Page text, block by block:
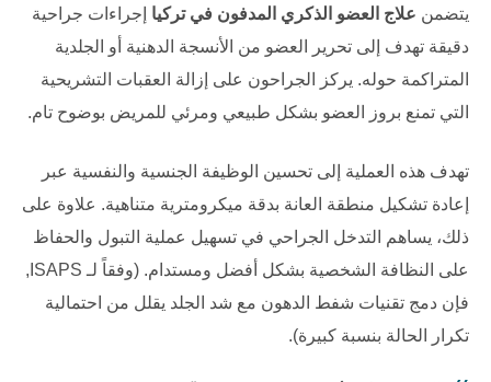
يتضمن علاج العضو الذكري المدفون في تركيا إجراءات جراحية
دقيقة تهدف إلى تحرير العضو من الأنسجة الدهنية أو الجلدية
المتراكمة حوله. يركز الجراحون على إزالة العقبات التشريحية
التي تمنع بروز العضو بشكل طبيعي ومرئي للمريض بوضوح تام.
تهدف هذه العملية إلى تحسين الوظيفة الجنسية والنفسية عبر
إعادة تشكيل منطقة العانة بدقة ميكرومترية متناهية. علاوة على
ذلك، يساهم التدخل الجراحي في تسهيل عملية التبول والحفاظ
على النظافة الشخصية بشكل أفضل ومستدام. (وفقاً لـ ISAPS
,
فإن دمج تقنيات شفط الدهون مع شد الجلد يقلل من احتمالية
تكرار الحالة بنسبة كبيرة).